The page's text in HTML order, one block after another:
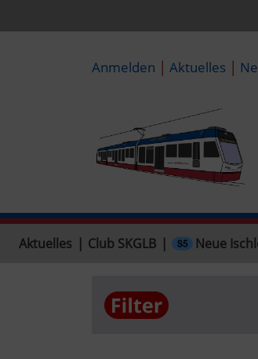
Anmelden | Aktuelles |
Aktuelles Club SKGLB Neue